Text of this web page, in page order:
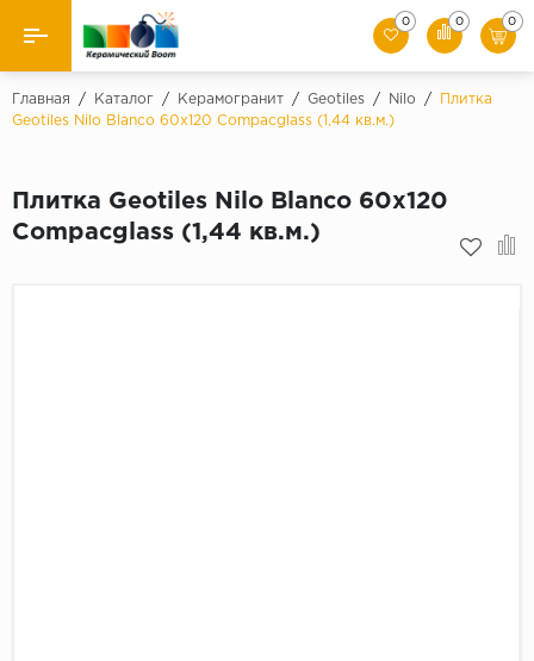
Назад
Керамическая плитка
0 0 0
Главная / Каталог / Керамогранит / Geotiles / Nilo /
Плитка
Geotiles Nilo Blanco 60x120 Compacglass (1,44 кв.м.)
Плитка Geotiles Nilo Blanco 60x120
Compacglass (1,44 кв.м.)